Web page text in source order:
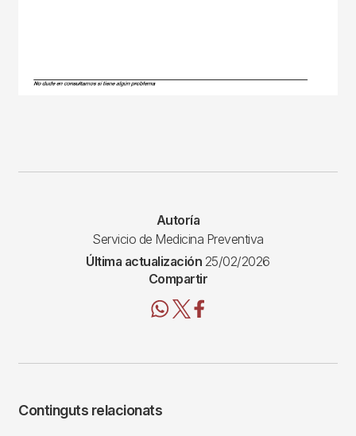
Autoría
Servicio de Medicina Preventiva
Última actualización 25/02/2026
Compartir
Continguts relacionats